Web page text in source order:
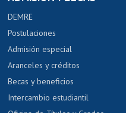
Servicio médico y dental
Pago de arancel y crédito
Pago de arancel y crédito
Certificado de títulos y grados
Mi Uchile Ayuda
DEMRE
Postulaciones
Admisión especial
Aranceles y créditos
Becas y beneficios
Intercambio estudiantil